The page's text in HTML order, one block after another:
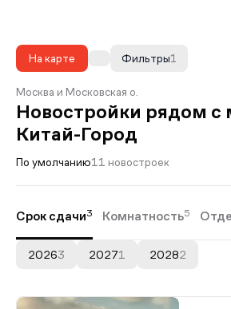
На карте 1
Фильтры
Москва и Московская о.
Новостройки рядом с
Китай-Город
По умолчанию11 новостроек
Срок сдачи3 Комнатность5
20263 20271 20282